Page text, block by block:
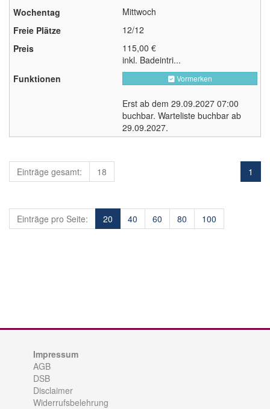
Mittwoch
12/12
115,00 €
inkl. Badeintri...
Vormerken
Erst ab dem 29.09.2027 07:00
buchbar. Warteliste buchbar ab
29.09.2027.
1
Einträge gesamt: 18
Einträge pro Seite: 20 40 60 80 100
Impressum
AGB
DSB
Disclaimer
Widerrufsbelehrung